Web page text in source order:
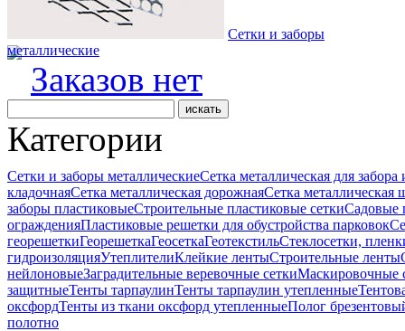
Сетки и заборы
металлические
Заказов нет
Категории
Сетки и заборы металлическиеСетка металлическая для
кладочнаяСетка металлическая дорожнаяСетка металлическая
заборы пластиковыеСтроительные пластиковые сеткиСадовые
огражденияПластиковые решетки для обустройства парковок
георешеткиГеорешеткаГеосеткаГеотекстильСтеклосетки,
гидроизоляцияУтеплителиКлейкие лентыСтроительные ленты
нейлоновыеЗаградительные веревочные сеткиМаскировочные
защитныеТенты тарпаулинТенты тарпаулин утепленные
оксфордТенты из ткани оксфорд утепленныеПолог
полотно